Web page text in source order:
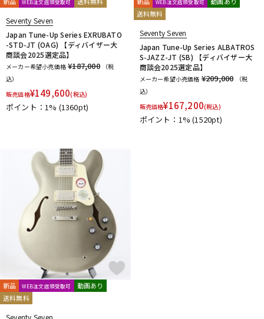
WEB注文店頭受取可
Seventy Seven
Japan Tune-Up Series EXRUBATO
-STD-JT (OAG) 【ディバイザー大
商談会2025選定品】
メーカー希望小売価格 ¥187,000
（税
込）
販売価格¥149,600(税込)
ポイント：1% (1360pt)
WEB注文店頭受取可
送料無料
Seventy Seven
Japan Tune-Up Series ALBATROS
S-JAZZ-JT (SB) 【ディバイザー大
商談会2025選定品】
メーカー希望小売価格 ¥209,000
（税
込）
販売価格¥167,200(税込)
ポイント：1%(1520pt)
新品 WEB注文店頭受取可
動画あり
送料無料
Seventy Seven